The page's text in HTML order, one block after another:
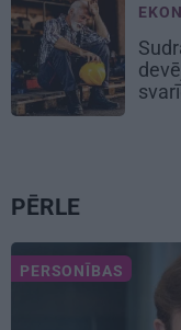
PĒRLE
PERSONĪBAS